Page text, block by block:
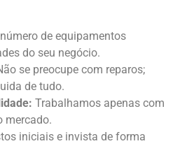
de equipamentos
do seu negócio.
se preocupe com reparos;
de tudo.
Trabalhamos apenas com
mercado.
iniciais e invista de forma